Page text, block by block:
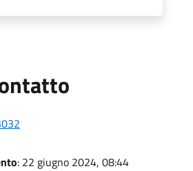
: 22 giugno 2024, 08:44